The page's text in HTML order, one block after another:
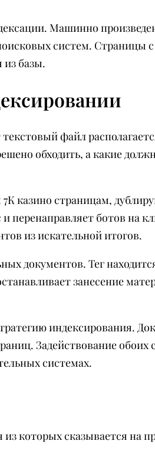
Машинно
систем. Страницы
базы.
файл
обходить, а какие
казино страницам,
перенаправляет ботов на
из искательной итогов.
документов. Тег
занесение
индексирования.
Задействование обоих
системах.
которых сказывается на